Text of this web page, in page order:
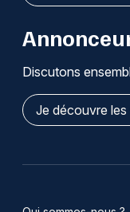
Discutons
Je découvre